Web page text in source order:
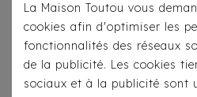
La Maison Toutou vous
cookies afin d'optimiser les
fonctionnalités des réseaux
de la publicité. Les cookies
sociaux et à la publicité sont